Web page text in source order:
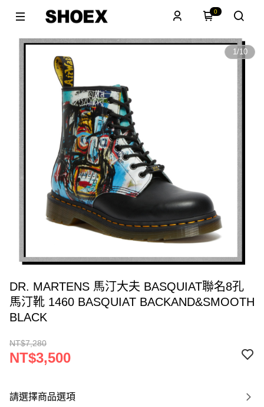
0
1/10
DR. MARTENS 馬汀大夫 BASQUIAT聯名8孔
馬汀靴 1460 BASQUIAT BACKAND&SMOOTH
BLACK
NT$7,280
NT$3,500
請選擇商品選項